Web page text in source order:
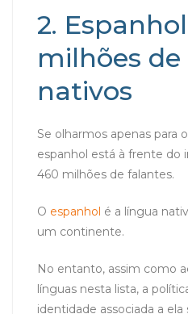
2.
milhões
nativos
Se olharmos apenas para
espanhol está à frente do
460 milhões de falantes.
O espanhol é a língua
um continente.
No entanto, assim como
línguas nesta lista, a
identidade associada a